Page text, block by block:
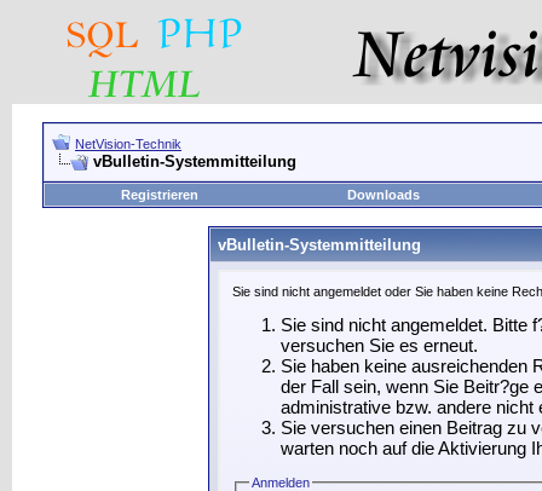
NetVision-Technik
vBulletin-Systemmitteilung
Registrieren Downloads
vBulletin-Systemmitteilung
Sie sind nicht angemeldet oder Sie haben keine
Sie sind nicht angemeldet. Bitte
versuchen Sie es erneut.
Sie haben keine ausreichenden
der Fall sein, wenn Sie Beitr?ge
administrative bzw. andere nicht
Sie versuchen einen Beitrag zu
warten noch auf die Aktivierung
Anmelden